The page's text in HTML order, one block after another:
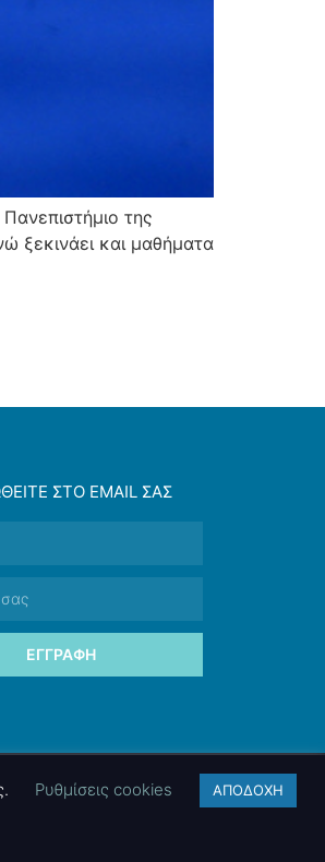
της
ξεκινάει και μαθήματα
ΣΤΟ EMAIL ΣΑΣ
ΕΓΓΡΑΦΉ
Ρυθμίσεις cookies ΑΠΟΔΟΧΗ